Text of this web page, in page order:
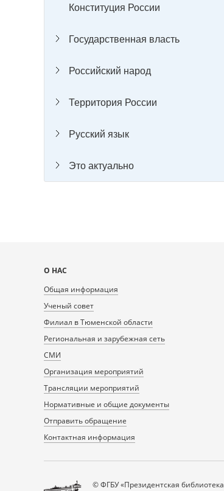
Конституция России
Государственная власть
Российский народ
Территория России
Русский язык
Это актуально
Карта
сайта
О НАС
Общая информация
Ученый совет
Филиал в Тюменской области
Региональная и зарубежная сеть
СМИ
Организация мероприятий
Трансляции мероприятий
Нормативные и общие документы
Отправить обращение
Контактная информация
© ФГБУ «Президентская библиотека